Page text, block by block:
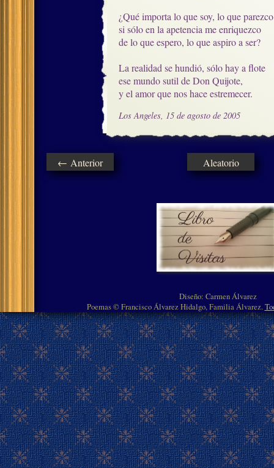
¿Qué importa lo que soy, lo que
si sólo en la apetencia me enriquezco
de lo que espero, lo que aspiro a ser?
La realidad se hundió, sólo hay a flote
ese mundo sutil de Don Quijote,
y el amor que nos hace estremecer.
Los Angeles, 15 de agosto de 2005
← Anterior Aleatorio
Diseño: Carmen Álvarez
Poemas © Francisco Álvarez Hidalgo, Familia Álvarez.